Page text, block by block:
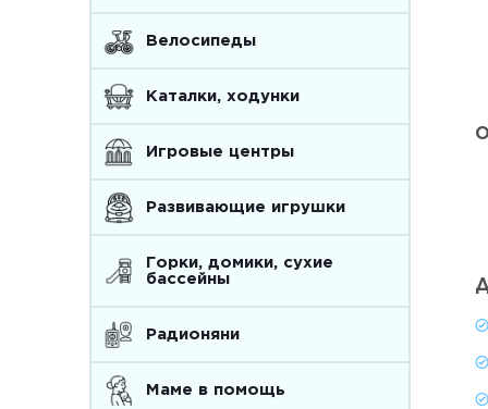
Велосипеды
Каталки, ходунки
Игровые центры
Развивающие игрушки
Горки, домики, сухие
бассейны
Радионяни
Маме в помощь